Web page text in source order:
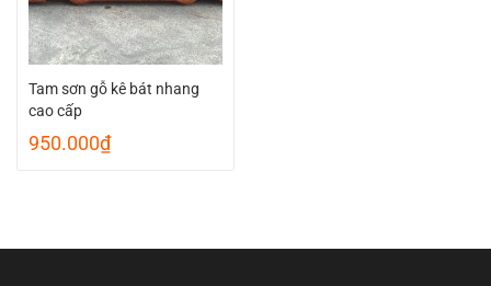
Tam sơn gỗ kê bát nhang
cao cấp
950.000₫